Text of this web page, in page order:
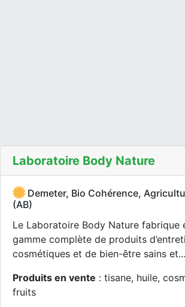
Laboratoire Body Nature
Demeter, Bio Cohérence,
(AB)
Le Laboratoire Body Nature fabrique
gamme complète de produits
cosmétiques et de bien-être sains et...
Produits en vente : tisane, huile,
fruits